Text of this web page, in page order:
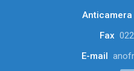
Anticamera
Fax
E-mail